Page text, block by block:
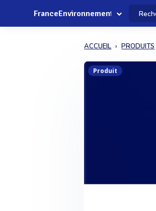
FranceEnvironnement
ACCUEIL PRODUITS
Produit